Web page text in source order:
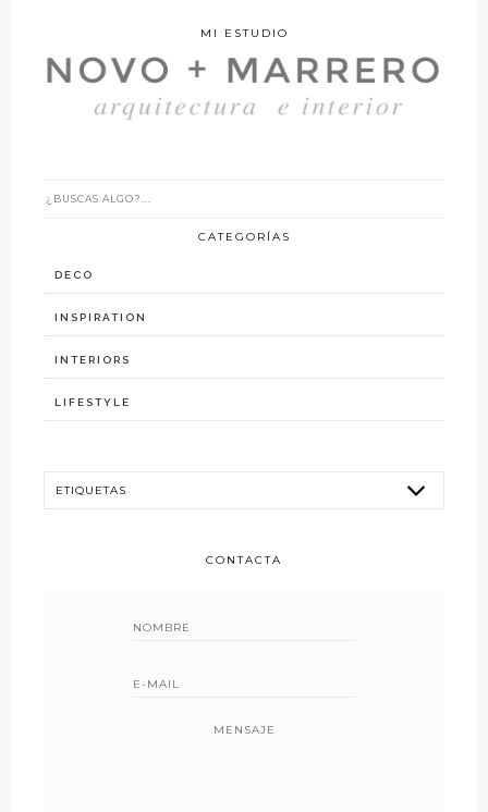
MI ESTUDIO
CATEGORÍAS
DECO
INSPIRATION
INTERIORS
LIFESTYLE
CONTACTA
MENSAJE